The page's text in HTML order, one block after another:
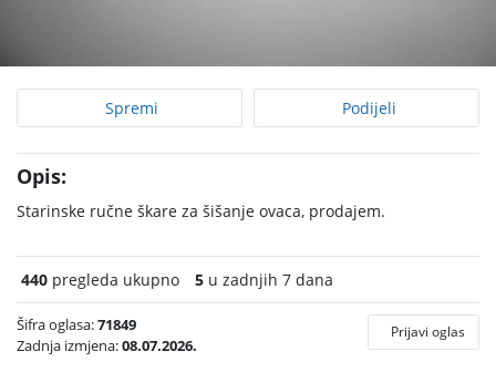
Spremi Podijeli
Opis:
Starinske ručne škare za šišanje ovaca, prodajem.
440 pregleda ukupno 5 u zadnjih 7 dana
Šifra oglasa:71849
Zadnja izmjena:08.07.2026.
Prijavi oglas